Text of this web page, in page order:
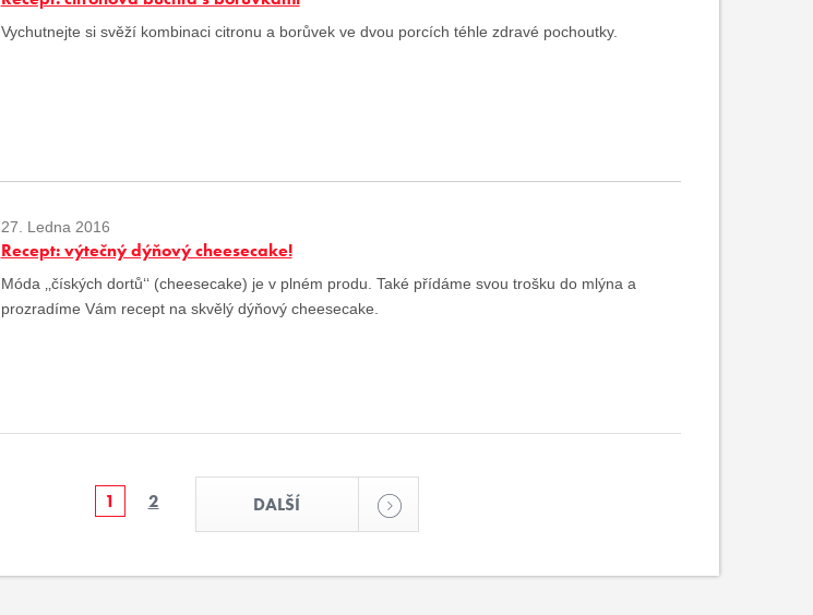
Vychutnejte si svěží kombinaci citronu a borůvek ve dvou porcích téhle zdravé pochoutky.
27. Ledna 2016
Recept: výtečný dýňový cheesecake!
Móda ‚‚číských dortů‘‘ (cheesecake) je v plném produ. Také přídáme svou trošku do mlýna a
prozradíme Vám recept na skvělý dýňový cheesecake.
1 2 DALŠÍ